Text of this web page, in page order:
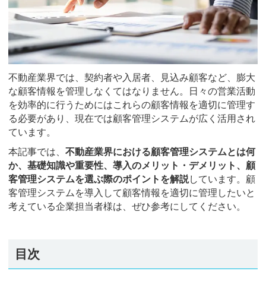
不動産業界では、契約者や入居者、見込み顧客など、膨大
な顧客情報を管理しなくてはなりません。日々の営業活動
を効率的に行うためにはこれらの顧客情報を適切に管理す
る必要があり、現在では顧客管理システムが広く活用され
ています。
本記事では、 不動産業界における顧客管理システムとは何
か、基礎知識や重要性、導入のメリット・デメリット、顧
客管理システムを選ぶ際のポイントを解説しています。顧
客管理システムを導入して顧客情報を適切に管理したいと
考えている企業担当者様は、ぜひ参考にしてください。
目次